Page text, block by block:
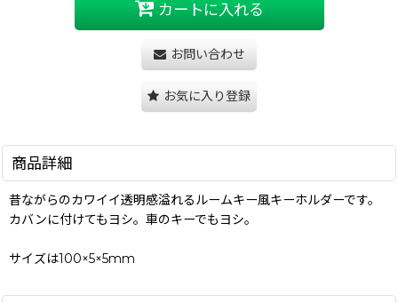
カートに入れる
お問い合わせ
お気に入り登録
商品詳細
昔ながらのカワイイ透明感溢れるルームキー風キーホルダーです。
カバンに付けてもヨシ。車のキーでもヨシ。
サイズは100×5×5mm